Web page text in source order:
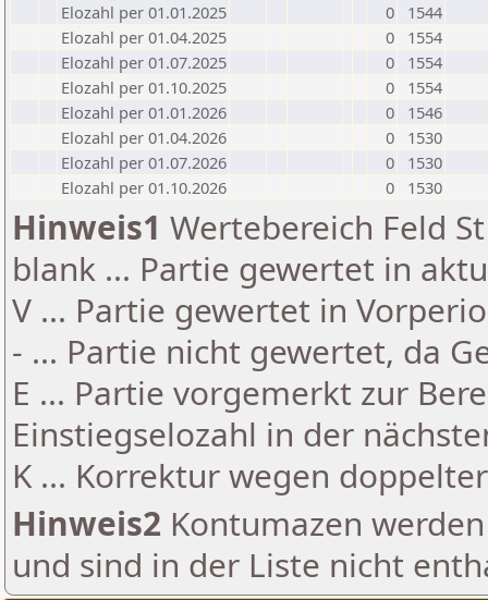
Elozahl per 01.01.2025
0
1544
Elozahl per 01.04.2025
0
1554
Elozahl per 01.07.2025
0
1554
Elozahl per 01.10.2025
0
1554
Elozahl per 01.01.2026
0
1546
Elozahl per 01.04.2026
0
1530
Elozahl per 01.07.2026
0
1530
Elozahl per 01.10.2026
0 1530
Hinweis1 Wertebereich Feld
blank ... Partie gewertet in
V ... Partie gewertet in
- ... Partie nicht gewertet, da
E ... Partie vorgemerkt zur
Einstiegselozahl in der
K ... Korrektur wegen
Hinweis2 Kontumazen
und sind in der Liste nicht